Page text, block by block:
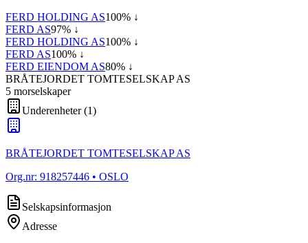
FERD HOLDING AS100% ↓
FERD AS97% ↓
FERD HOLDING AS100% ↓
FERD AS100% ↓
FERD EIENDOM AS80% ↓
BRÅTEJORDET TOMTESELSKAP AS
5 morselskaper
Underenheter(1)
BRÅTEJORDET TOMTESELSKAP AS
Org.nr: 918257446 • OSLO
Selskapsinformasjon
Adresse